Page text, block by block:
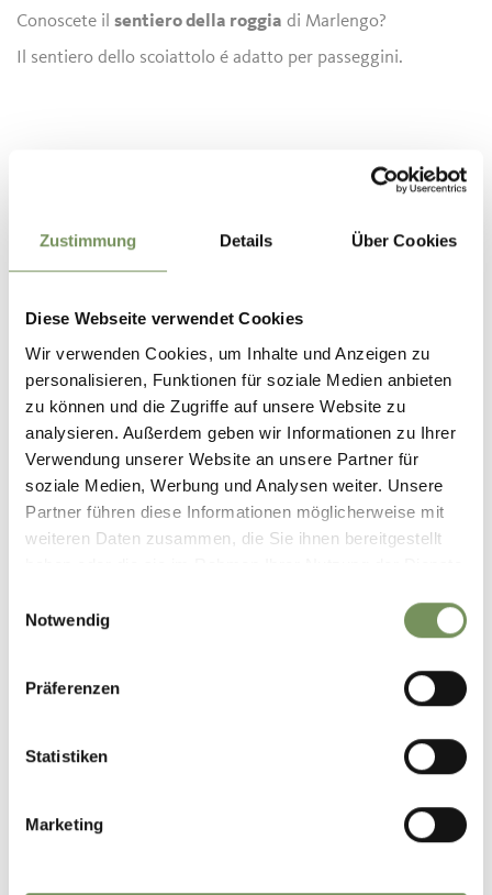
Zustimmung Details Über Cookies
Diese Webseite verwendet Cookies
Wir verwenden Cookies, um Inhalte und Anzeigen zu
personalisieren, Funktionen für soziale Medien anbieten
zu können und die Zugriffe auf unsere Website zu
analysieren. Außerdem geben wir Informationen zu Ihrer
Verwendung unserer Website an unsere Partner für
soziale Medien, Werbung und Analysen weiter. Unsere
Partner führen diese Informationen möglicherweise mit
weiteren Daten zusammen, die Sie ihnen bereitgestellt
Notwendig
Präferenzen
Statistiken
Marketing
Conoscete ilsentiero della roggia di Marlengo?
Il sentiero dello scoiattolo é adatto per passeggini.
Lunghezza 1,1 km
Difficoltà facile
Dislivello discesa 71 hm
Punto più alto 553 m
SCARICA DATI GPX
Tourismusverein Marling
Kirchplatz 5
39020 Marling